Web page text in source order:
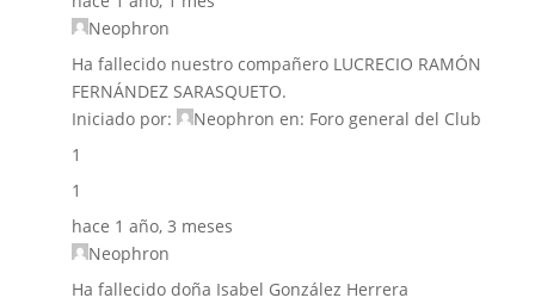
Neophron
Ha fallecido nuestro compañero LUCRECIO RAMÓN
FERNÁNDEZ SARASQUETO.
Iniciado por:
Neophron en: Foro general del Club
1
1
hace 1 año, 3 meses
Neophron
Ha fallecido doña Isabel González Herrera